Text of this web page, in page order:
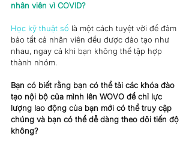
nhân viên vì COVID?
Học kỹ thuật số là một cách tuyệt vời để đảm
bảo tất cả nhân viên đều được đào tạo như
nhau, ngay cả khi bạn không thể tập hợp
thành nhóm.
Bạn có biết rằng bạn có thể tải các khóa đào
tạo nội bộ của mình lên WOVO để chỉ lực
lượng lao động của bạn mới có thể truy cập
chúng và bạn có thể dễ dàng theo dõi tiến độ
không?